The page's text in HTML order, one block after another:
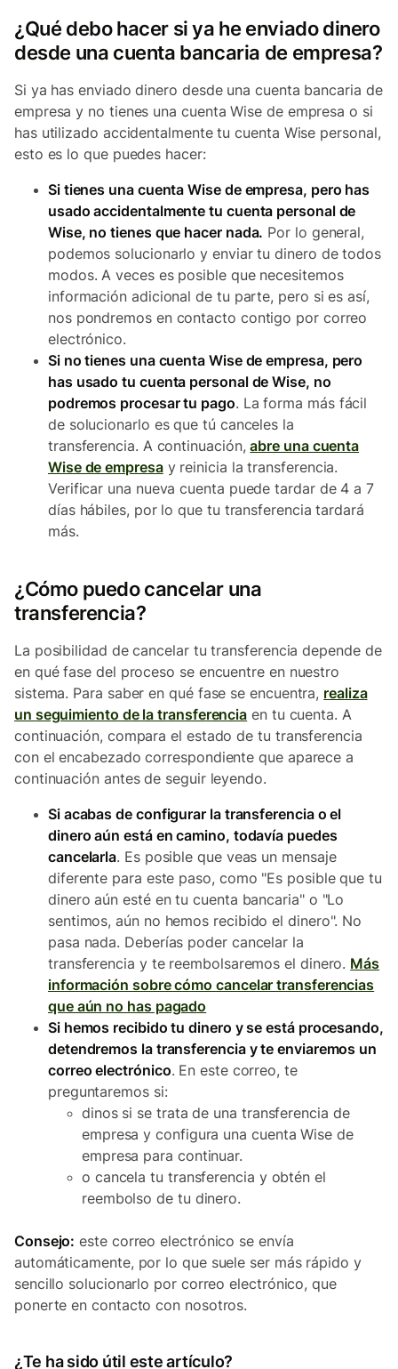
¿Qué debo hacer si ya he enviado dinero
desde una cuenta bancaria de empresa?
Si ya has enviado dinero desde una cuenta bancaria de
empresa y no tienes una cuenta Wise de empresa o si
has utilizado accidentalmente tu cuenta Wise personal,
esto es lo que puedes hacer:
Si tienes una cuenta Wise de empresa, pero has
usado accidentalmente tu cuenta personal de
Wise, no tienes que hacer nada. Por lo general,
podemos solucionarlo y enviar tu dinero de todos
modos. A veces es posible que necesitemos
información adicional de tu parte, pero si es así,
nos pondremos en contacto contigo por correo
electrónico.
Si no tienes una cuenta Wise de empresa, pero
has usado tu cuenta personal de Wise, no
podremos procesar tu pago. La forma más fácil
de solucionarlo es que tú canceles la
transferencia. A continuación,abre una cuenta
Wise de empresay reinicia la transferencia.
Verificar una nueva cuenta puede tardar de 4 a 7
días hábiles, por lo que tu transferencia tardará
más.
¿Cómo puedo cancelar una
transferencia?
La posibilidad de cancelar tu transferencia depende de
en qué fase del proceso se encuentre en nuestro
sistema. Para saber en qué fase se encuentra, realiza
un seguimiento de la transferencia en tu cuenta. A
continuación, compara el estado de tu transferencia
con el encabezado correspondiente que aparece a
continuación antes de seguir leyendo.
Si acabas de configurar la transferencia o el
dinero aún está en camino, todavía puedes
cancelarla. Es posible que veas un mensaje
diferente para este paso, como "Es posible que tu
dinero aún esté en tu cuenta bancaria" o "Lo
sentimos, aún no hemos recibido el dinero". No
pasa nada. Deberías poder cancelar la
transferencia y te reembolsaremos el dinero. Más
información sobre cómo cancelar transferencias
que aún no has pagado
Si hemos recibido tu dinero y se está procesando,
detendremos la transferencia y te enviaremos un
correo electrónico. En este correo, te
preguntaremos si:
dinos si se trata de una transferencia de
empresa y configura una cuenta Wise de
empresa para continuar.
o cancela tu transferencia y obtén el
reembolso de tu dinero.
Consejo: este correo electrónico se envía
automáticamente, por lo que suele ser más rápido y
sencillo solucionarlo por correo electrónico, que
ponerte en contacto con nosotros.
¿Te ha sido útil este artículo?